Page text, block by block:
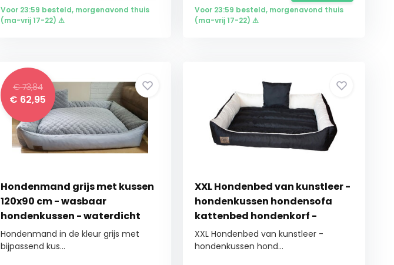
Voor 23:59 besteld, morgenavond thuis
(ma-vrij 17-22) ⚠
Voor 23:59 besteld, morgenavond thuis
(ma-vrij 17-22) ⚠
€ 73,84
€ 62,95
Hondenmand grijs met kussen
120x90 cm - wasbaar
hondenkussen - waterdicht
hondenbed
Hondenmand in de kleur grijs met
bijpassend kus...
XXL Hondenbed van kunstleer -
hondenkussen hondensofa
kattenbed hondenkorf -
waterdicht
XXL Hondenbed van kunstleer -
hondenkussen hond...